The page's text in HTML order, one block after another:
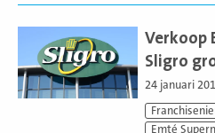
Verkoop
Sligro
24 januari
Emté